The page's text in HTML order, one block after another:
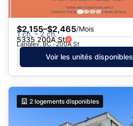
$2,155–$2,465/Mois
1 ch. – 2 ch.
5335 200A St
Langley, BC · 200A St
Voir les unités disponibles
2 logements disponibles